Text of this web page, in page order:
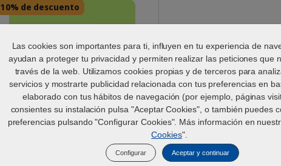
Happy Australian Shepherd
ES_Pronefra_Visual-1_2026.jpg
10% de descuento
Pronefra® - Ayuda a la función
renal en perros y gatos
Las cookies son importantes para ti, influyen en tu experiencia de
ayudan a proteger tu privacidad y permiten realizar las peticiones que
través de la web. Utilizamos cookies propias y de terceros para
servicios y mostrarte publicidad relacionada con tus preferencias en
elaborado con tus hábitos de navegación (por ejemplo, páginas
consientes su instalación pulsa "Aceptar Cookies", o también puedes
preferencias pulsando "Configurar Cookies". Más información en
Cookies".
Configurar Aceptar y continuar